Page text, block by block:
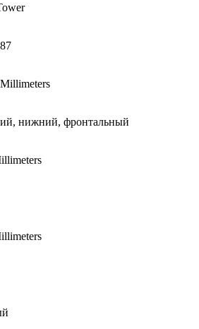
нижний, фронтальный